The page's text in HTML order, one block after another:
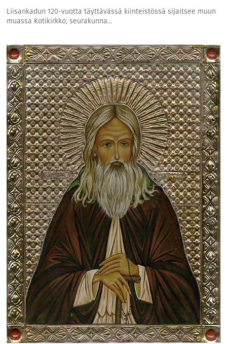
Liisankadun 120-vuotta täyttävässä kiinteistössä sijaitsee muun
muassa Kotikirkko, seurakunna...